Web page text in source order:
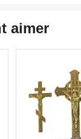
aimer